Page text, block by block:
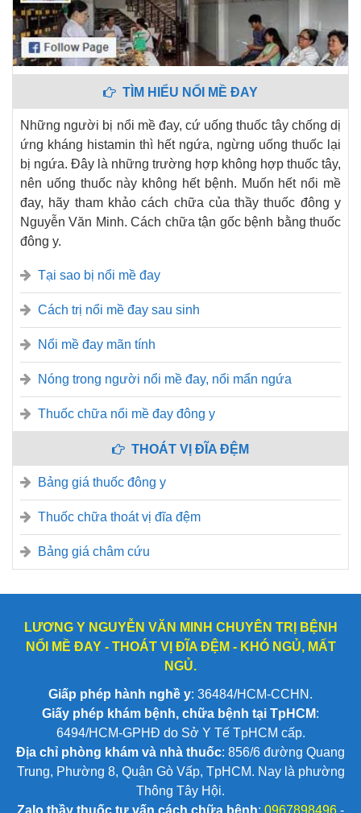
TÌM HIỂU NỔI MỀ ĐAY
Những người bị nổi mề đay, cứ uống thuốc tây chống dị
ứng kháng histamin thì hết ngứa, ngừng uống thuốc lại
bị ngứa. Đây là những trường hợp không hợp thuốc tây,
nên uống thuốc này không hết bệnh. Muốn hết nổi mề
đay, hãy tham khảo cách chữa của thầy thuốc đông y
Nguyễn Văn Minh. Cách chữa tận gốc bệnh bằng thuốc
đông y.
Tại sao bị nổi mề đay
Cách trị nổi mề đay sau sinh
Nổi mề đay mãn tính
Nóng trong người nổi mề đay, nổi mẩn ngứa
Thuốc chữa nổi mề đay đông y
THOÁT VỊ ĐĨA ĐỆM
Bảng giá thuốc đông y
Thuốc chữa thoát vị đĩa đệm
Bảng giá châm cứu
LƯƠNG Y NGUYỄN VĂN MINH CHUYÊN TRỊ BỆNH
NỔI MỀ ĐAY - THOÁT VỊ ĐĨA ĐỆM - KHÓ NGỦ, MẤT
NGỦ.
Giấp phép hành nghề y: 36484/HCM-CCHN.
Giấy phép khám bệnh, chữa bệnh tại TpHCM:
6494/HCM-GPHĐ do Sở Y Tế TpHCM cấp.
Địa chỉ phòng khám và nhà thuốc: 856/6 đường Quang
Trung, Phường 8, Quận Gò Vấp, TpHCM. Nay là phường
Thông Tây Hội.
Zalo thầy thuốc tư vấn cách chữa bệnh: 0967898496 -